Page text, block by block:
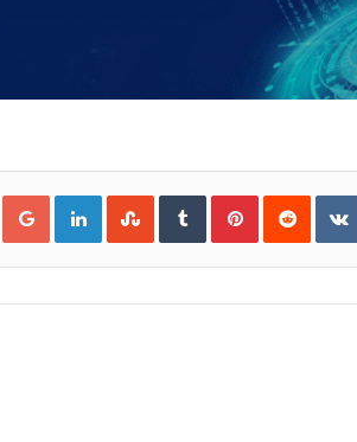
Google+ LinkedIn StumbleUpon Tumblr Pinterest Reddit